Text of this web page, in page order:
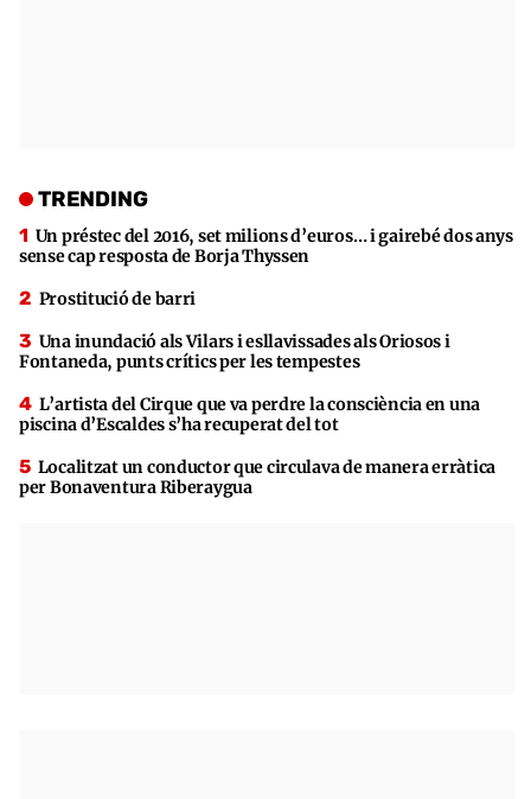
TRENDING
Un préstec del 2016, set milions d’euros… i gairebé dos anys
sense cap resposta de Borja Thyssen
Prostitució de barri
Una inundació als Vilars i esllavissades als Oriosos i
Fontaneda, punts crítics per les tempestes
L’artista del Cirque que va perdre la consciència en una
piscina d’Escaldes s’ha recuperat del tot
Localitzat un conductor que circulava de manera erràtica
per Bonaventura Riberaygua